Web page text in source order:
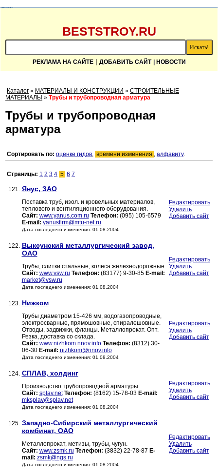
BESTSTROY.RU
РЕКЛАМА НА САЙТЕ| ДОБАВИТЬ САЙТ | НОВОСТИ
Каталог » МАТЕРИАЛЫ И КОНСТРУКЦИИ » СТРОИТЕЛЬНЫЕ
МАТЕРИАЛЫ » Трубы и трубопроводная арматура
Трубы и трубопроводная
арматура
Сортировать по: оценке гидов, времени изменения , алфавиту.
Страницы: 1 2 3 4 5 6 7
121. Янус, ЗАО
Поставка труб, изол. и кровельных материалов,
теплового и вентиляционного оборудования.
Сайт: www.yanus.com.ru Телефон: (095) 105-6579
E-mail: yanusfirm@mtu-net.ru
Дата последнего изменения: 01.08.2004
Редактировать
Удалить
Добавить сайт
122. Выксунский металлургический завод,
ОАО
Трубы, слитки стальные, колеса железнодорожные.
Сайт: www.vsw.ru Телефон: (83177) 9-30-85 E-mail:
market@vsw.ru
Дата последнего изменения: 01.08.2004
Редактировать
Удалить
Добавить сайт
123. Нижком
Трубы диаметром 15-426 мм, водогазопроводные,
электросварные, прямошовные, спиралешовные.
Отводы, задвижки, фланцы. Металлопрокат. Опт.
Резка, доставка со склада.
Сайт: www.nizhkom.nnov.info Телефон: (8312) 30-
06-30 E-mail: nizhkom@nnov.info
Дата последнего изменения: 01.08.2004
Редактировать
Удалить
Добавить сайт
124. СПЛАВ, холдинг
Производство трубопроводной арматуры.
Сайт: splav.net Телефон: (8162) 15-78-03 E-mail:
mksplav@splav.net
Дата последнего изменения: 01.08.2004
Редактировать
Удалить
Добавить сайт
125. Западно-Сибирский металлургический
комбинат, ОАО
Металлопрокат, метизы, трубы, чугун.
Сайт: www.zsmk.ru Телефон: (3832) 22-78-87 E-
mail: zsmk@ngs.ru
Дата последнего изменения: 01.08.2004
Редактировать
Удалить
Добавить сайт